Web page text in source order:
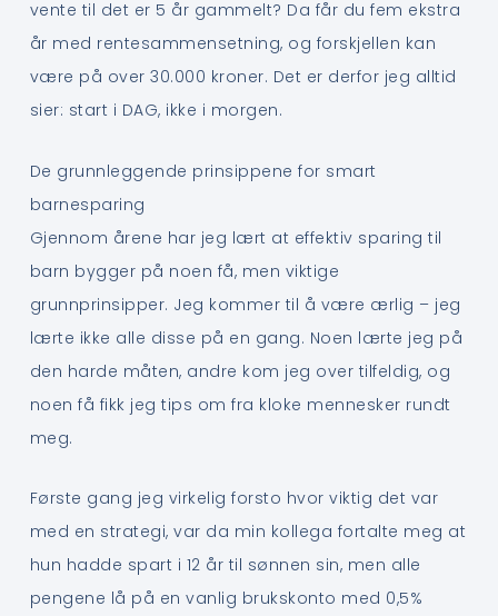
vente til det er 5 år gammelt? Da får du fem ekstra
år med rentesammensetning, og forskjellen kan
være på over 30.000 kroner. Det er derfor jeg alltid
sier: start i DAG, ikke i morgen.
De grunnleggende prinsippene for smart
barnesparing
Gjennom årene har jeg lært at effektiv sparing til
barn bygger på noen få, men viktige
grunnprinsipper. Jeg kommer til å være ærlig – jeg
lærte ikke alle disse på en gang. Noen lærte jeg på
den harde måten, andre kom jeg over tilfeldig, og
noen få fikk jeg tips om fra kloke mennesker rundt
meg.
Første gang jeg virkelig forsto hvor viktig det var
med en strategi, var da min kollega fortalte meg at
hun hadde spart i 12 år til sønnen sin, men alle
pengene lå på en vanlig brukskonto med 0,5%